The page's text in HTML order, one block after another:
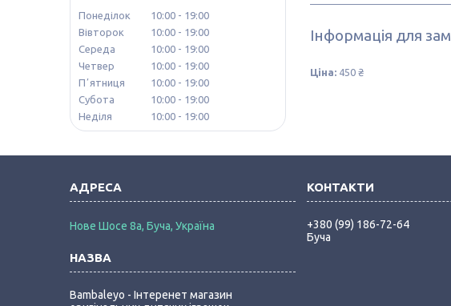
Інформація для
Ціна: 450 ₴
Понеділок 10:00
19:00
Вівторок
10:00
19:00
Середа
10:00
19:00
Четвер
10:00
19:00
Пʼятниця
10:00
19:00
Субота
10:00
19:00
Неділя
10:00 19:00
Нове Шосе 8а, Буча, Україна
Bambaleyo - Інтеренет магазин
+380 (99) 186-72-64
Буча